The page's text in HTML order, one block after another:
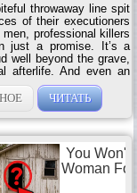
throwaway line spit
of their executioners
professional killers
just a promise. It’s a
well beyond the grave,
afterlife. And even an
for what awaits him...
ЧИТАТЬ